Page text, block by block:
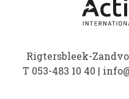
Rigtersbleek-
T 053-483 10 40 |